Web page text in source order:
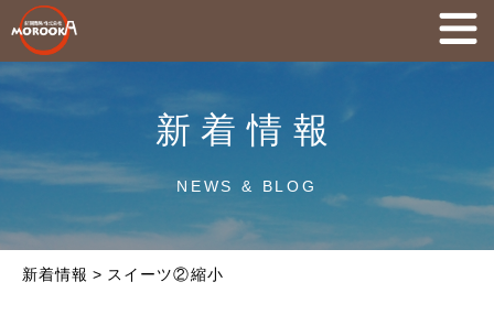
新着情報
NEWS & BLOG
新着情報 > スイーツ②縮小